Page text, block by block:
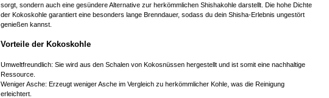
sorgt, sondern auch eine gesündere Alternative zur herkömmlichen Shishakohle darstellt. Die hohe Dichte
der Kokoskohle garantiert eine besonders lange Brenndauer, sodass du dein Shisha-Erlebnis ungestört
genießen kannst.
Vorteile der Kokoskohle
Umweltfreundlich: Sie wird aus den Schalen von Kokosnüssen hergestellt und ist somit eine nachhaltige
Ressource.
Weniger Asche: Erzeugt weniger Asche im Vergleich zu herkömmlicher Kohle, was die Reinigung
erleichtert.